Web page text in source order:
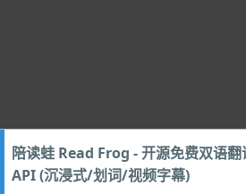
陪读蛙 Read Frog - 开源免费双语
API (沉浸式/划词/视频字幕)